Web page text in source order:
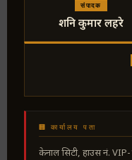
संपादक
शनि कुमार लहरे
🏢 कार्यालय पता
केनाल सिटी, हाउस नं. VIP-